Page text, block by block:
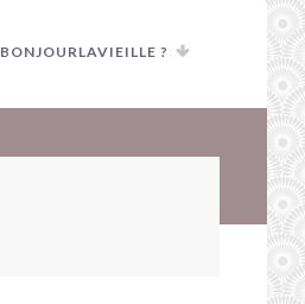
BONJOURLAVIEILLE ?